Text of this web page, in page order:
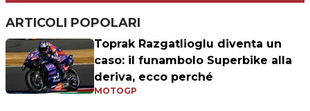
ARTICOLI POPOLARI
Toprak Razgatlioglu diventa un
caso: il funambolo Superbike alla
deriva, ecco perché
MOTOGP